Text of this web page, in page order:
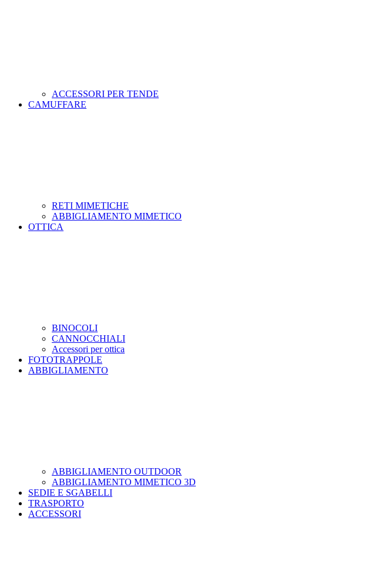
ACCESSORI PER TENDE
CAMUFFARE
RETI MIMETICHE
ABBIGLIAMENTO MIMETICO
OTTICA
BINOCOLI
CANNOCCHIALI
Accessori per ottica
FOTOTRAPPOLE
ABBIGLIAMENTO
ABBIGLIAMENTO OUTDOOR
ABBIGLIAMENTO MIMETICO 3D
SEDIE E SGABELLI
TRASPORTO
ACCESSORI